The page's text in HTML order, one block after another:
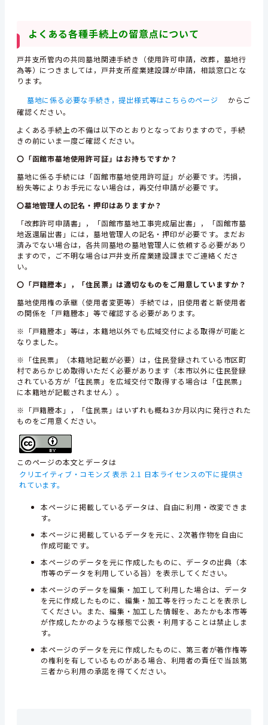
よくある各種手続上の留意点について
戸井支所管内の共同墓地関連手続き（使用許可申請，改葬，墓地行
為等）につきましては，戸井支所産業建設課が申請，相談窓口とな
ります。
墓地に係る必要な手続き，提出様式等はこちらのページ
からご
確認ください。
よくある手続上の不備は以下のとおりとなっておりますので，手続
きの前にいま一度ご確認ください。
〇「函館市墓地使用許可証」はお持ちですか？
墓地に係る手続には「函館市墓地使用許可証」が必要です。汚損，
紛失等によりお手元にない場合は，再交付申請が必要です。
〇墓地管理人の記名・押印はありますか？
「改葬許可申請書」，「函館市墓地工事完成届出書」，「函館市墓
地返還届出書」には，墓地管理人の記名・押印が必要です。まだお
済みでない場合は，各共同墓地の墓地管理人に依頼する必要があり
ますので，ご不明な場合は戸井支所産業建設課までご連絡くださ
い。
〇「戸籍謄本」，「住民票」は適切なものをご用意していますか？
墓地使用権の承継（使用者変更等）手続では，旧使用者と新使用者
の関係を「戸籍謄本」等で確認する必要があります。
※「戸籍謄本」等は，本籍地以外でも広域交付による取得が可能と
なりました。
※「住民票」（本籍地記載が必要）は，住民登録されている市区町
村であらかじめ取得いただく必要があります（本市以外に住民登録
されている方が「住民票」を広域交付で取得する場合は「住民票」
に本籍地が記載されません）。
※「戸籍謄本」，「住民票」はいずれも概ね3か月以内に発行された
ものをご用意ください。
このページの本文とデータは
クリエイティブ・コモンズ 表示 2.1 日本ライセンスの下に提供さ
れています。
本ページに掲載しているデータは、自由に利用・改変できま
す。
本ページに掲載しているデータを元に、2次著作物を自由に
作成可能です。
本ページのデータを元に作成したものに、データの出典（本
市等のデータを利用している旨）を表示してください。
本ページのデータを編集・加工して利用した場合は、データ
を元に作成したものに、編集・加工等を行ったことを表示し
てください。また、編集・加工した情報を、あたかも本市等
が作成したかのような様態で公表・利用することは禁止しま
す。
本ページのデータを元に作成したものに、第三者が著作権等
の権利を有しているものがある場合、利用者の責任で当該第
三者から利用の承諾を得てください。